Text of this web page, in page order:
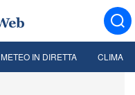
METEO IN DIRETTA CLIMA